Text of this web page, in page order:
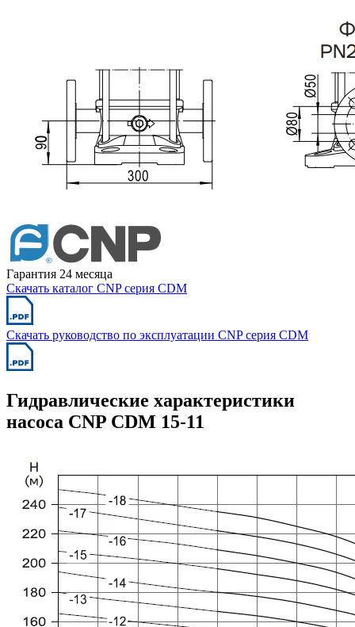
Гарантия 24 месяца
Скачать каталог CNP серия CDM
Скачать руководство по эксплуатации CNP серия CDM
Гидравлические характеристики
насоса CNP CDM 15-11